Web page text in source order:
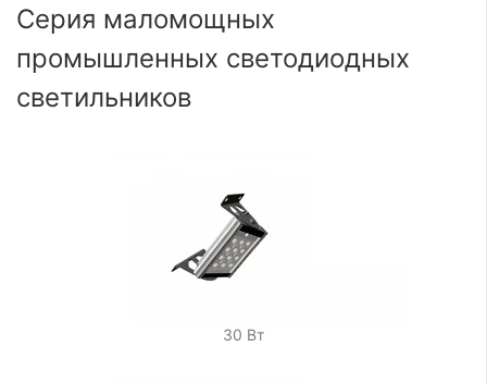
Серия маломощных
промышленных светодиодных
светильников
30 Вт